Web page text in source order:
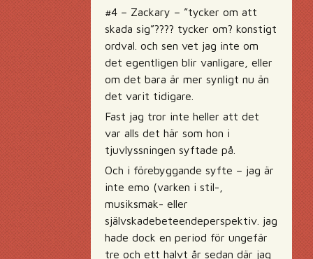
#4 – Zackary – ”tycker om att
skada sig”???? tycker om? konstigt
ordval. och sen vet jag inte om
det egentligen blir vanligare, eller
om det bara är mer synligt nu än
det varit tidigare.
Fast jag tror inte heller att det
var alls det här som hon i
tjuvlyssningen syftade på.
Och i förebyggande syfte – jag är
inte emo (varken i stil-,
musiksmak- eller
självskadebeteendeperspektiv. jag
hade dock en period för ungefär
tre och ett halvt år sedan där jag